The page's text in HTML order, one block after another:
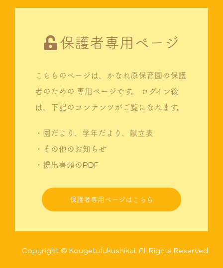
保護者専用ページ
こちらのページは、かなれ原保育園の保護
者のための 専用ページです。
ログイン後
は、下記のコンテンツがご覧になれます。
・園だより、学年だより、献立表
・その他のお知らせ
・提出書類のPDF
保護者専用ページはこちら
Copyright © Kougetufukushikai. All Rights Reserved